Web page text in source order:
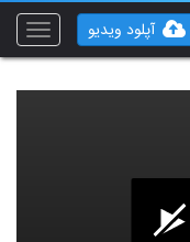
Toggle
آپلود ویدیو